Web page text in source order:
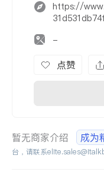
https://
-
点赞
暂无商家介绍 成为
台，请联系